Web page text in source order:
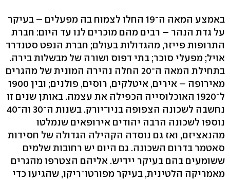
באמצע המאה ה־19 החלו לצמוח בה מפעלים – בעיקר
על גדת הנהר – רבים מהם מוכרים לנו עד היום: חברת
התרופות פייזר, מהגדולות בעולם; חברת הנפט סטנדרד
אויל; מפעלי סוכר; בתי דפוס ושורה של מבשלות בירה.
בתחילת המאה ה־20 החלה נהירה המונית של מהגרים
מאירופה – אירים, איטלקים, רוסים, פולנים; ובין 1900
ל־1920 האוכלוסייה הכפילה את עצמה. באותן שנים זו
נחשבה לשכונה הצפופה בניו־יורק. בשנות ה־30 וה־40
נוספו לשכונה הרבה יהודים אירופאים שנמלטו
מהנאציזם, ואז גם נוסדה הקהילה הגדולה של חסידות
סאטמר בדרום השכונה. גם היום יש רחובות שלמים
ששומעים בהם בעיקר יידיש. אליהם הצטרפו מהגרים
מאמריקה הלטינית, בעיקר מפורטו־ריקו, שהגיעו כדי